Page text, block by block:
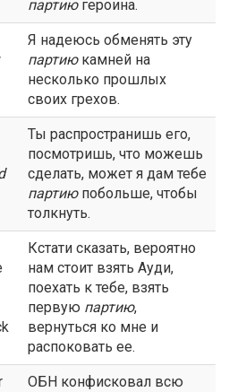
партиюгероина.
Я надеюсь обменять эту
партиюкамней на
несколько прошлых
своих грехов.
Ты распространишь его,
посмотришь, что можешь
сделать, может я дам тебе
партиюпобольше, чтобы
толкнуть.
Кстати сказать, вероятно
нам стоит взять Ауди,
поехать к тебе, взять
первую партию,
вернуться ко мне и
распоковать ее.
ОБН конфисковал всю